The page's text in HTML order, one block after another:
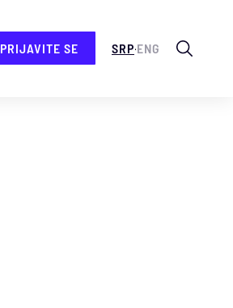
PRIJAVITE SE SRP.ENG